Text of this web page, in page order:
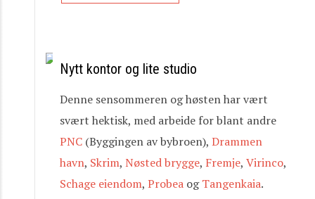
Nytt kontor og lite studio
Denne sensommeren og høsten har vært
svært hektisk, med arbeide for blant andre
PNC (Byggingen av bybroen), Drammen
havn, Skrim, Nøsted brygge, Fremje, Virinco,
Schage eiendom, Probea ogTangenkaia.